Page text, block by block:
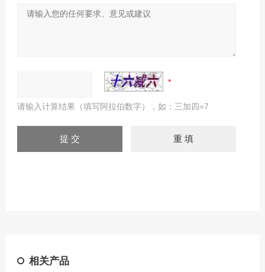
请输入计算结果（填写阿拉伯数字），如：三加四=7
相关产品